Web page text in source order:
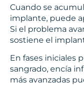
Cuando se
implante, puede
Si el problema
sostiene el
En fases iniciales
sangrado, encía
más avanzadas